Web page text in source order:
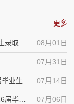
更多
08月01日
07月31日
07月14日
07月06日